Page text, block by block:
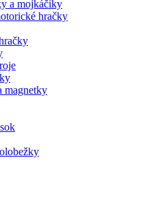
a mojkáčiky
hračky
magnetky